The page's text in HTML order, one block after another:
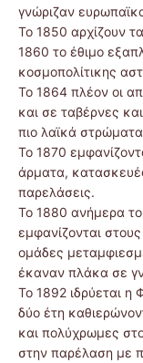
γνώριζαν
Το 1850 αρχίζουν
1860 το έθιμο
κοσμοπολίτικης
Το 1864 πλέον οι
και σε ταβέρνες
πιο λαϊκά
Το 1870
άρματα,
παρελάσεις.
Το 1880 ανήμερα
εμφανίζονται
ομάδες
έκαναν πλάκα σε
Το 1892 ιδρύεται η
δύο έτη
και πολύχρωμες
στην παρέλαση με